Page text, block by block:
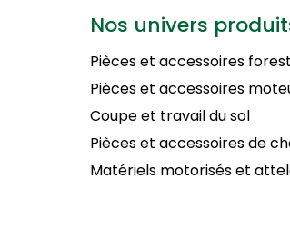
Nos univers
Pièces et accessoires
Pièces et accessoires
Coupe et travail du sol
Pièces et accessoires de
Matériels motorisés et